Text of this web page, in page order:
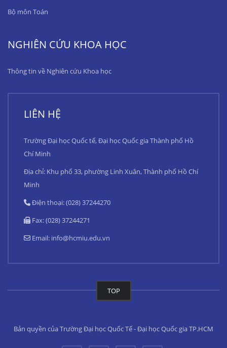
Bộ môn Toán
NGHIÊN CỨU KHOA HỌC
Thông tin về Nghiên cứu Khoa học
LIÊN HỆ
Trường Đại học Quốc tế, Đại học Quốc gia Thành phố Hồ
Chí Minh
Địa chỉ: Khu phố 33, phường Linh Xuân, Thành phố Hồ Chí
Minh
Điện thoại: (028) 37244270
Fax: (028) 37244271
Email: info@hcmiu.edu.vn
TOP
Bản quyền của Trường Đại học Quốc Tế - Đại học Quốc gia TP.HCM